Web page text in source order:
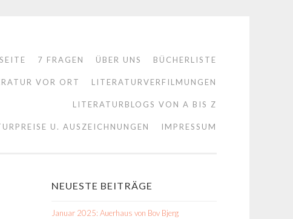
7 FRAGEN ÜBER UNS BÜCHERLISTE
VOR ORT LITERATURVERFILMUNGEN
LITERATURBLOGS VON A BIS Z
U. AUSZEICHNUNGEN IMPRESSUM
NEUESTE BEITRÄGE
Januar 2025: Auerhaus von Bov Bjerg